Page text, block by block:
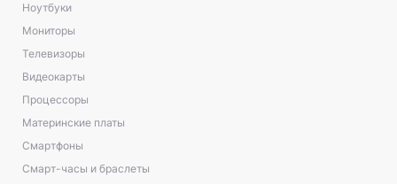
Ноутбуки
Мониторы
Телевизоры
Видеокарты
Процессоры
Материнские платы
Смартфоны
Смарт-часы и браслеты